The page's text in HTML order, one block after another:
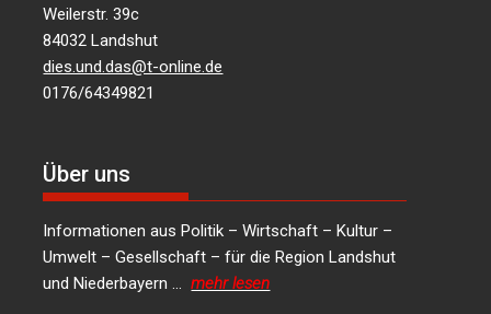
Weilerstr. 39c
84032 Landshut
dies.und.das@t-online.de
0176/64349821
Über uns
Informationen aus Politik – Wirtschaft – Kultur –
Umwelt – Gesellschaft – für die Region Landshut
und Niederbayern …mehr lesen